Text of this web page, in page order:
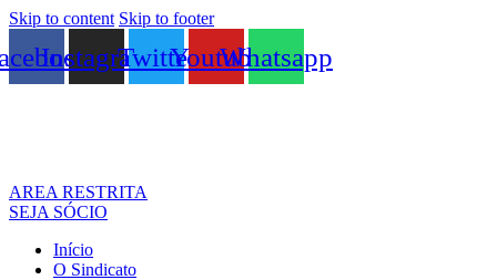
Skip to content Skip to footer
InstagramTwitterYoutubeWhatsapp
AREA RESTRITA
SEJA SÓCIO
Início
O Sindicato